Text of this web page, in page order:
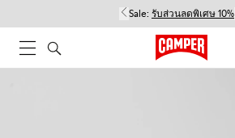
Sale: รับส่วนลดพิเศษ 10%